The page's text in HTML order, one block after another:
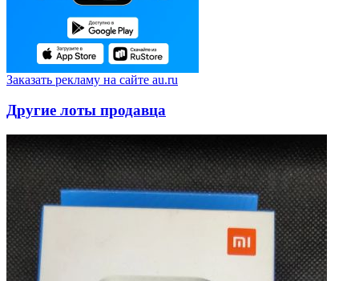
Заказать рекламу на сайте au.ru
Другие лоты продавца